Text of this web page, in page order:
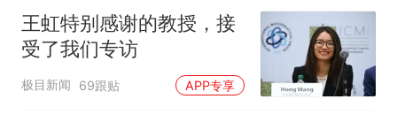
味道很好
王虹特别感谢的教授，接
受了我们专访
极目新闻 69跟贴 APP专享